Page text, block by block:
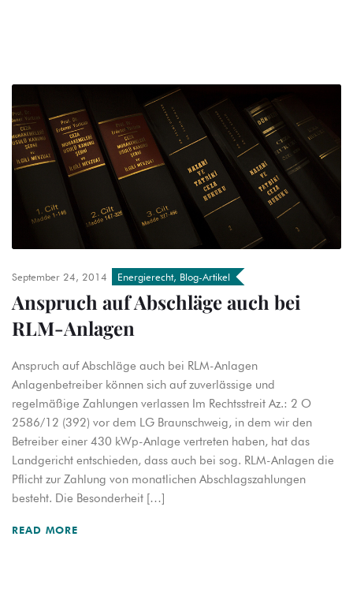
September 24, 2014 Energierecht, Blog-Artikel
Anspruch auf Abschläge auch bei
RLM-Anlagen
Anspruch auf Abschläge auch bei RLM-Anlagen
Anlagenbetreiber können sich auf zuverlässige und
regelmäßige Zahlungen verlassen Im Rechtsstreit Az.: 2 O
2586/12 (392) vor dem LG Braunschweig, in dem wir den
Betreiber einer 430 kWp-Anlage vertreten haben, hat das
Landgericht entschieden, dass auch bei sog. RLM-Anlagen die
Pflicht zur Zahlung von monatlichen Abschlagszahlungen
besteht. Die Besonderheit […]
READ MORE